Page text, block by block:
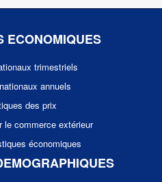
ECONOMIQUES
trimestriels
annuels
des prix
le commerce extérieur
économiques